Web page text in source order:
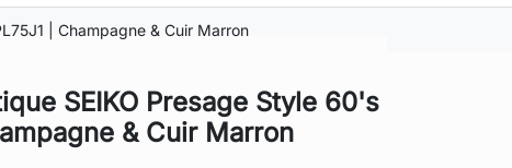
| Champagne & Cuir Marron
SEIKO Presage Style 60's
& Cuir Marron